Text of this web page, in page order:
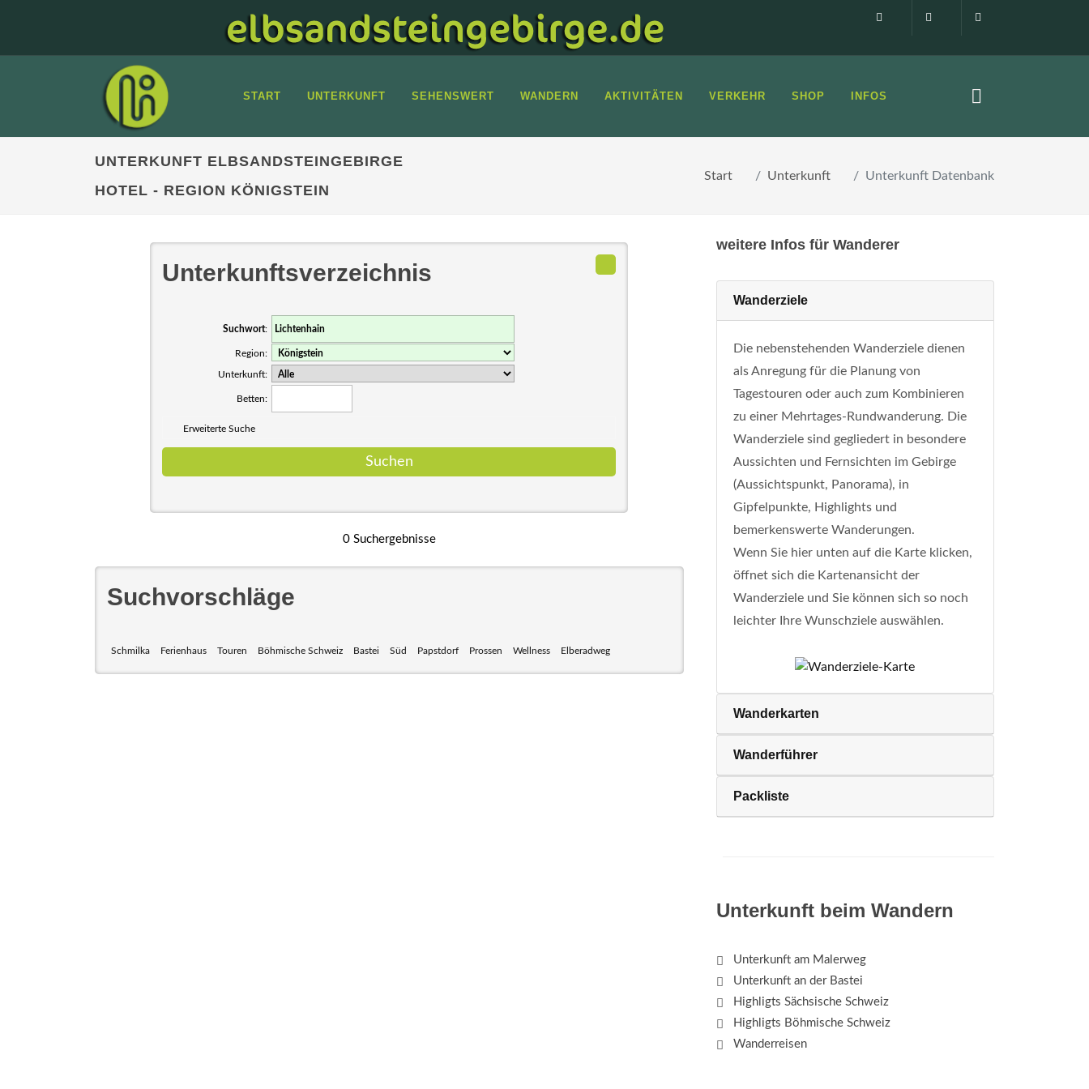
Impressum0160 99873408
START UNTERKUNFT SEHENSWERT WANDERN AKTIVITÄTEN VERKEHR SHOP INFOS
UNTERKUNFT ELBSANDSTEINGEBIRGE
HOTEL - REGION KÖNIGSTEIN
Start Unterkunft Unterkunft Datenbank
Unterkunftsverzeichnis
Suchwort:
Region:
Unterkunft:
Betten:
Erweiterte Suche
0 Suchergebnisse
Suchvorschläge
Schmilka Ferienhaus Touren Böhmische Schweiz Bastei Süd Papstdorf Prossen Wellness Elberadweg
weitere Infos für Wanderer
Wanderziele
Die nebenstehenden Wanderziele dienen
als Anregung für die Planung von
Tagestouren oder auch zum Kombinieren
zu einer Mehrtages-Rundwanderung. Die
Wanderziele sind gegliedert in besondere
Aussichten und Fernsichten im Gebirge
(Aussichtspunkt, Panorama), in
Gipfelpunkte, Highlights und
bemerkenswerte Wanderungen.
Wenn Sie hier unten auf die Karte klicken,
öffnet sich die Kartenansicht der
Wanderziele und Sie können sich so noch
leichter Ihre Wunschziele auswählen.
Wanderkarten
Wanderführer
Packliste
Unterkunft beim Wandern
Unterkunft am Malerweg
Unterkunft an der Bastei
Highligts Sächsische Schweiz
Highligts Böhmische Schweiz
Wanderreisen